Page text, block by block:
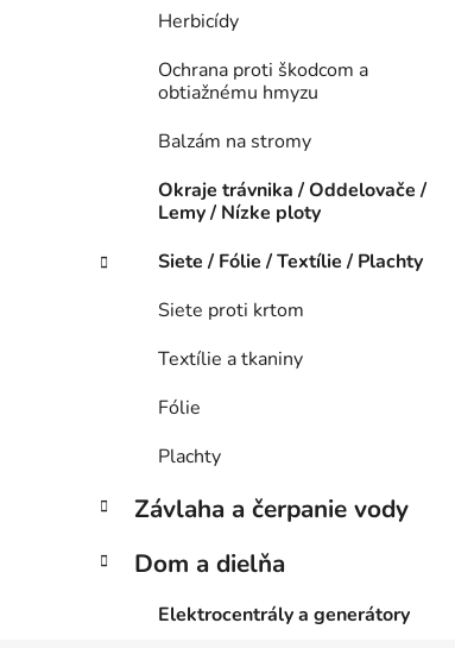
Herbicídy
Ochrana proti škodcom a
obtiažnému hmyzu
Balzám na stromy
Okraje trávnika / Oddelovače /
Lemy / Nízke ploty
Siete / Fólie / Textílie / Plachty
Siete proti krtom
Textílie a tkaniny
Fólie
Plachty
Závlaha a čerpanie vody
Dom a dielňa
Elektrocentrály a generátory